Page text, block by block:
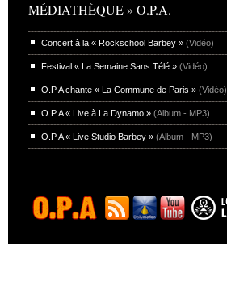
MÉDIATHÈQUE » O.P.A.
Concert à la « Rockschool Barbey » (Vidéo)
Festival « La Semaine Sans Télé » (Vidéo)
O.P.A chante « La Commune de Paris » (Vidéo)
O.P.A « Live à La Dynamo » (Album - MP3)
O.P.A « Live Studio Barbey » (Album - MP3)